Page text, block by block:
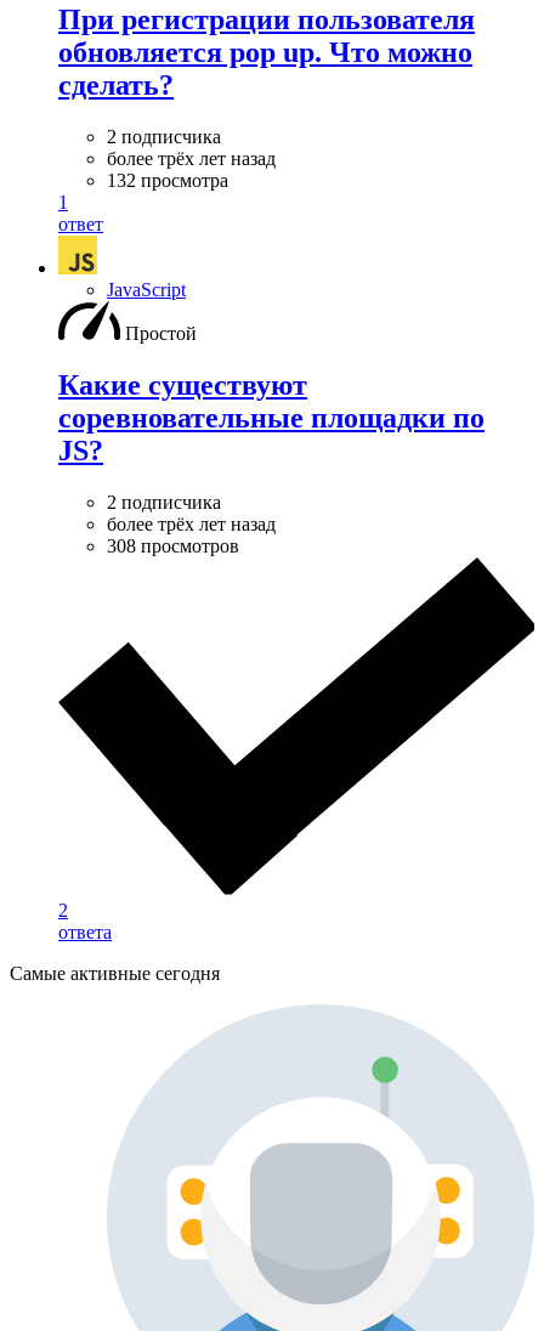
При регистрации пользователя
обновляется pop up. Что можно
сделать?
2 подписчика
более трёх лет назад
132 просмотра
1
ответ
JavaScript
Простой
Какие существуют
соревновательные площадки по
JS?
2 подписчика
более трёх лет назад
308 просмотров
2
ответа
Самые активные сегодня